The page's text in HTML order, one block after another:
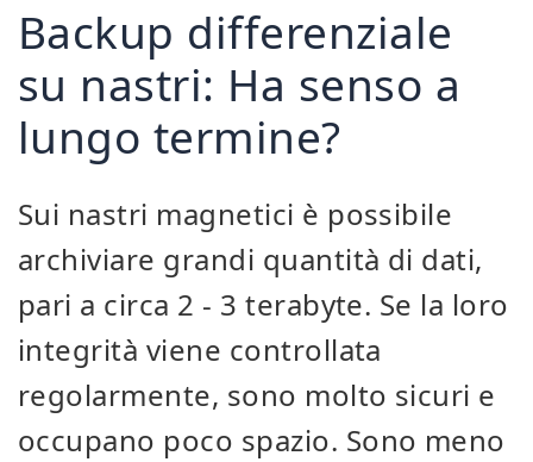
Backup differenziale
su nastri: Ha senso a
lungo termine?
Sui nastri magnetici è possibile
archiviare grandi quantità di dati,
pari a circa 2 - 3 terabyte. Se la loro
integrità viene controllata
regolarmente, sono molto sicuri e
occupano poco spazio. Sono meno